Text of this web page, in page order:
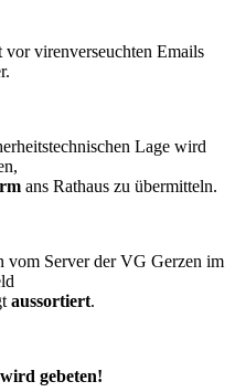
vor virenverseuchten Emails
Lage wird
ans Rathaus zu übermitteln.
vom Server der VG Gerzen im
aussortiert.
gebeten!